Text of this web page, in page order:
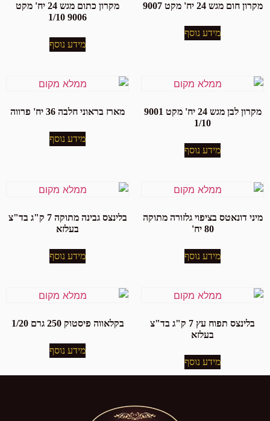
מקרון חום מגש 24 יח' מקט 9007
מידע נוסף
מקרון כתום מגש 24 יח' מקט
9006 1/10
מידע נוסף
מקרון לבן מגש 24 יח' מקט 9001
1/10
מידע נוסף
מארז בראוני חלבה 36 יח' פרווה
מידע נוסף
מיני דונאטס בציפוי גלזורה מתוקה
80 יח'
מידע נוסף
בלינצס גבינה מתוקה 7 ק"ג בד"צ
בעלזא
מידע נוסף
בלינצס תפוח עץ 7 ק"ג בד"צ
בעלזא
מידע נוסף
בקלאווה פיסטוק 250 גרם 1/20
מידע נוסף